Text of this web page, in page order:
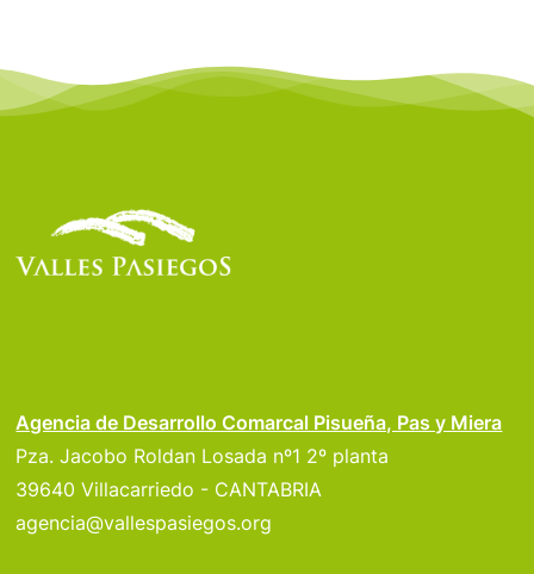
Agencia de Desarrollo Comarcal Pisueña, Pas y Miera
Pza. Jacobo Roldan Losada nº1 2º planta
39640 Villacarriedo - CANTABRIA
agencia@vallespasiegos.org